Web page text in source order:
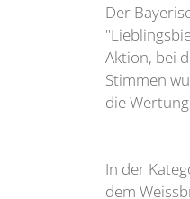
Der
Aktion, bei
Stimmen
die
In der
dem